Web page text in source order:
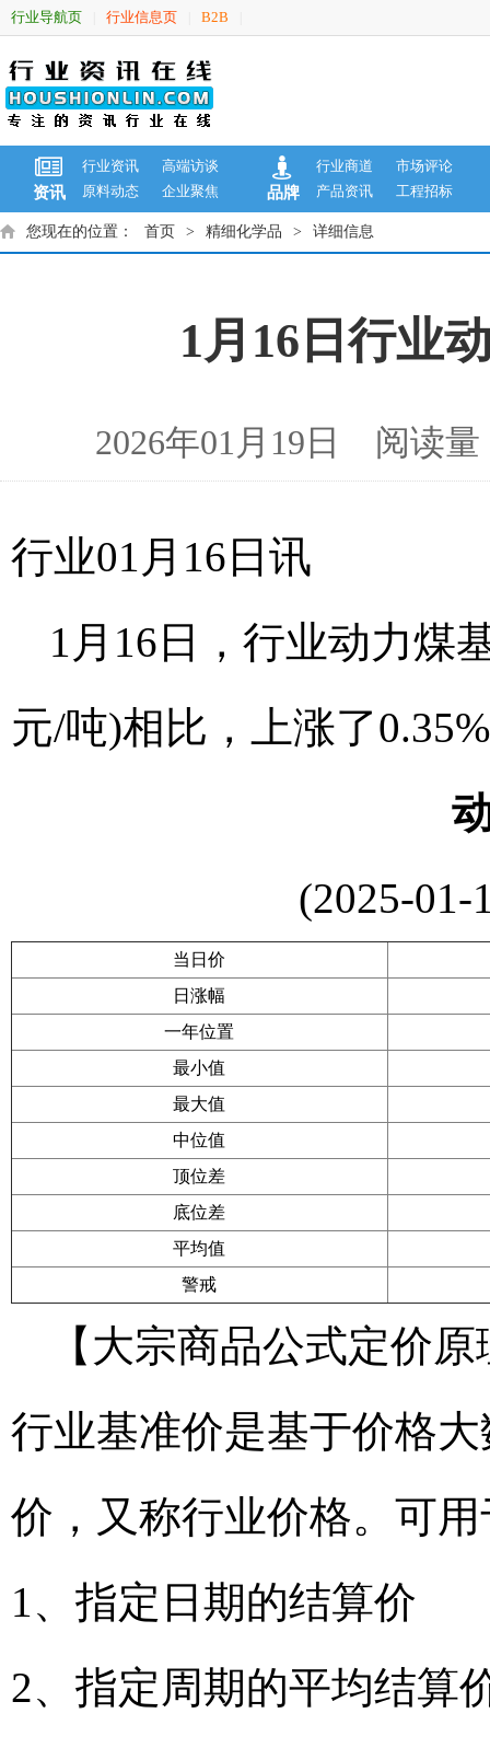
行业导航页 行业信息页 B2B
资讯
行业资讯
高端访谈
原料动态
企业聚焦 品牌
行业商道
市场评论
产品资讯
工程招标
您现在的位置： 首页 > 精细化学品 > 详细信息
1月16日行业
2026年01月19日 阅读
行业01月16日讯
1月16日，行业动力煤
元/吨)相比，上涨了
(2025-01-
当日价
日涨幅
一年位置
最小值
最大值
中位值
顶位差
底位差
平均值
警戒
【大宗商品公式定价
行业基准价是基于价格
价，又称行业价格。可
1、指定日期的结算价
2、指定周期的平均结算